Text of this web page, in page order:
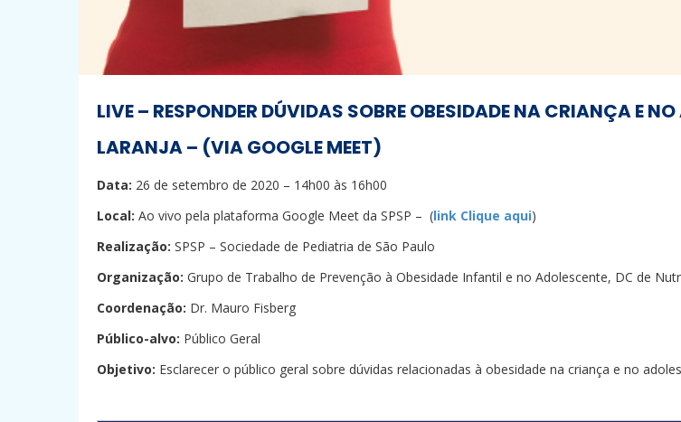
LIVE – RESPONDER DÚVIDAS SOBRE OBESIDADE NA CRIANÇA E
LARANJA – (VIA GOOGLE MEET)
Data: 26 de setembro de 2020 – 14h00 às 16h00
Local: Ao vivo pela plataforma Google Meet da SPSP – (link Clique aqui)
Realização: SPSP – Sociedade de Pediatria de São Paulo
Organização: Grupo de Trabalho de Prevenção à Obesidade Infantil e no Adolescente, DC de
Coordenação: Dr. Mauro Fisberg
Público-alvo: Público Geral
Objetivo: Esclarecer o público geral sobre dúvidas relacionadas à obesidade na criança e no